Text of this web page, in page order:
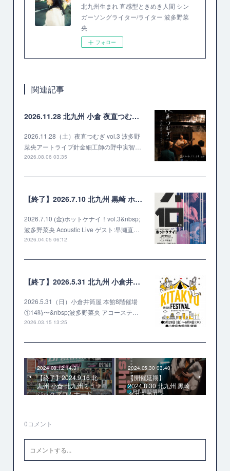
北九州生まれ 直感型ときめき人間 シン
ガーソングライター/ライター 波多野菜
央
フォロー
関連記事
2026.11.28 北九州 小倉 夜直つむぎ vol.3 波多野菜央アートライブ
2026.11.28（土）夜直つむぎ vol.3 波多野
菜央アートライブ針金細工師の野中実智…
2026.08.06 03:35
【終了】2026.7.10 北九州 黒崎 ホットケナイ！vol.3 ゲスト 早瀬直久
2026.7.10 (金)ホットケナイ！vol.3&nbsp;
波多野菜央 Acoustic Live ゲスト:早瀬直…
2026.04.05 06:12
【終了】2026.5.31 北九州 小倉井筒屋 第6回 きたきゅうフェスティバル
2026.5.31（日）小倉井筒屋 本館8階催場
①14時〜&nbsp;波多野菜央 アコーステ…
2026.03.15 13:25
2024.08.12 14:31
【終了】2024.9.16 北
九州 小倉 北九州ミュー
ジックプロムナード…
2024.05.30 03:40
【開催延期】
2024.8.30 北九州 黒崎
タカミカリィ
0コメント